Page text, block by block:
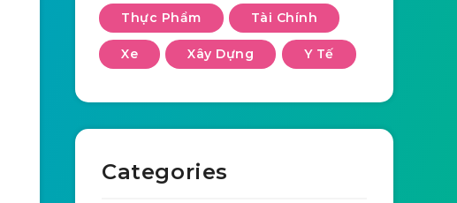
Thực Phẩm Tài Chính
Xe Xây Dựng Y Tế
Categories